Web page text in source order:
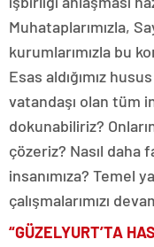
Muhataplarımızla,
kurumlarımızla bu
Esas aldığımız
vatandaşı olan tüm
dokunabiliriz?
çözeriz? Nasıl daha
insanımıza? Temel
çalışmalarımızı
“GÜZELYURT’TA